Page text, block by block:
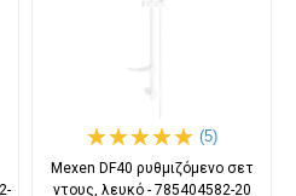
(5)
Mexen DF40 ρυθμιζόμενο σετ
ντους, λευκό - 785404582-20